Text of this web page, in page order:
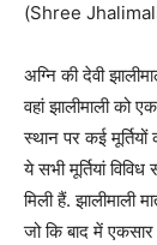
(Shree
अग्नि की देवी
वहां झालीमाली को
स्थान पर कई मूर्तियों
ये सभी मूर्तियां
मिली हैं. झालीमाली
जो कि बाद में